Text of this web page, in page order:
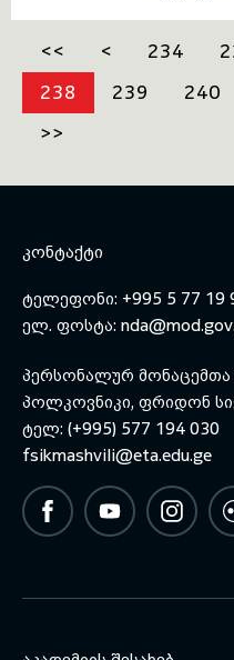
<< < 234
238
239 240
>>
ᲙᲝᲜᲢᲐᲥᲢᲘ
ტელეფონი: +995 5 77 19
ელ. ფოსტა:
პერსონალურ
პოლკოვნიკი, ფრიდონ
ტელ: (+995) 577 194 030
fsikmashvili@eta.edu.ge